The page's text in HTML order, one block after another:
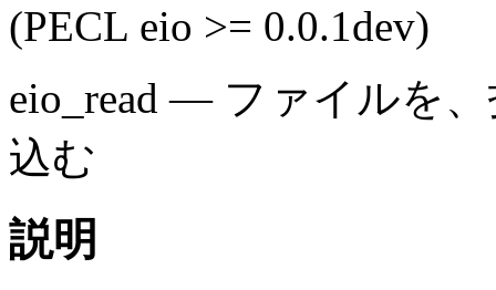
(PECL eio >= 0.0.1dev)
eio_read — ファイルを
込む
説明